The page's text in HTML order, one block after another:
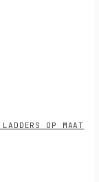
OP MAAT